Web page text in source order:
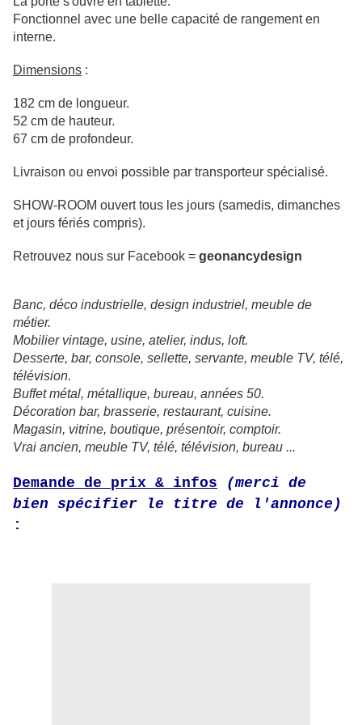
Fonctionnel avec une belle capacité de rangement en
interne.
Dimensions :
182 cm de longueur.
52 cm de hauteur.
67 cm de profondeur.
Livraison ou envoi possible par transporteur spécialisé.
SHOW-ROOM ouvert tous les jours (samedis, dimanches
et jours fériés compris).
Retrouvez nous sur Facebook = geonancydesign
Banc, déco industrielle, design industriel, meuble de
métier.
Mobilier vintage, usine, atelier, indus, loft.
Desserte, bar, console, sellette, servante, meuble TV, télé,
télévision.
Buffet métal, métallique, bureau, années 50.
Décoration bar, brasserie, restaurant, cuisine.
Magasin, vitrine, boutique, présentoir, comptoir.
Vrai ancien, meuble TV, télé, télévision, bureau ...
Demande de prix & infos
(merci de
bien spécifier le titre de l'annonce)
: